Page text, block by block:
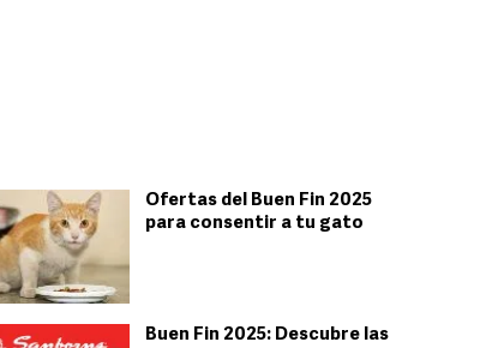
Ofertas del Buen Fin 2025
para consentir a tu gato
Buen Fin 2025: Descubre las